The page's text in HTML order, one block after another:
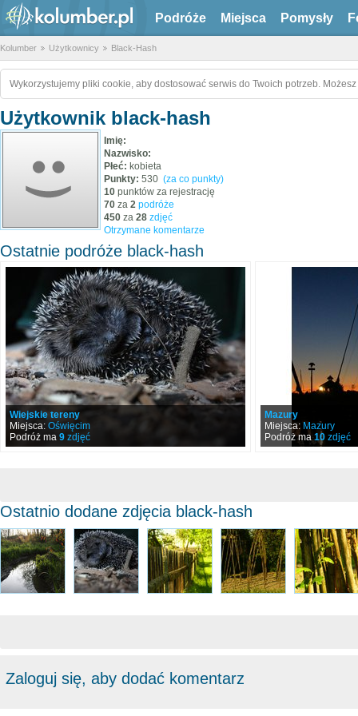
Podróże Miejsca Pomysły
Kolumber Użytkownicy Black-Hash
Wykorzystujemy pliki cookie, aby dostosować serwis do Twoich potrzeb.
Użytkownik black-hash
Imię:
Nazwisko:
Płeć: kobieta
Punkty: 530 (za co punkty)
10 punktów za rejestrację
70 za 2 podróże
450 za 28 zdjęć
Otrzymane komentarze
Ostatnie podróże black-hash
Wiejskie tereny
Miejsca: Oświęcim
Podróż ma 9 zdjęć
Mazury
Miejsca: Mazury
Podróż ma 10 zdjęć
Ostatnio dodane zdjęcia black-hash
Zaloguj się, aby dodać komentarz